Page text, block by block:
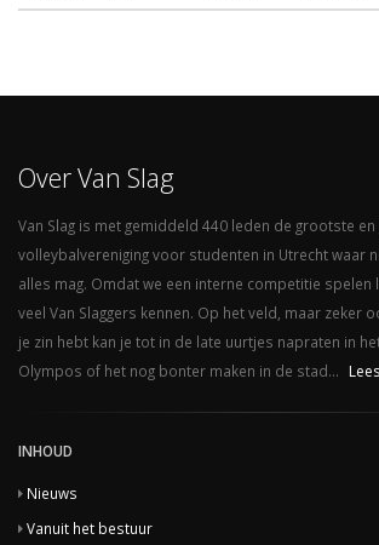
Over Van Slag
Van Slag is met gemiddeld 440 leden de grootste en
volleybalvereniging voor studenten in Utrecht waar
alles mag. Omdat we een interne competitie spelen
veel Van Slaggers kennen. Op het veld, maar zeker
je zin hebt kan je tot in de late uurtjes napraten in
Olympos of het nog bonter maken in de stad...
INHOUD
Nieuws
Vanuit het bestuur